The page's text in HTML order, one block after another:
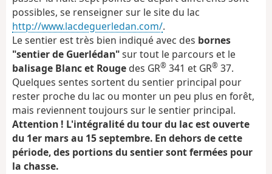
possibles, se renseigner sur le site du lac
http://www.lacdeguerledan.com/.
Le sentier est très bien indiqué avec des bornes
"sentier de Guerlédan"sur tout le parcours et le
balisage Blanc et Rougedes GR® 341 et GR® 37.
Quelques sentes sortent du sentier principal pour
rester proche du lac ou monter un peu plus en forêt,
mais reviennent toujours sur le sentier principal.
Attention ! L'intégralité du tour du lac est ouverte
du 1er mars au 15 septembre. En dehors de cette
période, des portions du sentier sont fermées pour
la chasse.